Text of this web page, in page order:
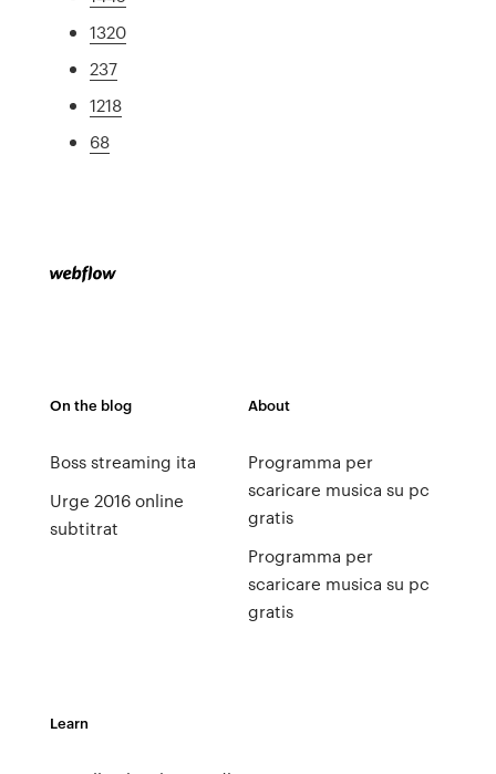
1320
237
1218
68
On the blog
Boss streaming ita
Urge 2016 online
subtitrat
About
Programma per
scaricare musica su pc
gratis
Programma per
scaricare musica su pc
gratis
Learn